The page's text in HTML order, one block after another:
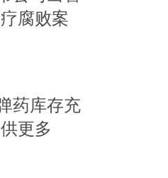
腐败案
药库存充
更多